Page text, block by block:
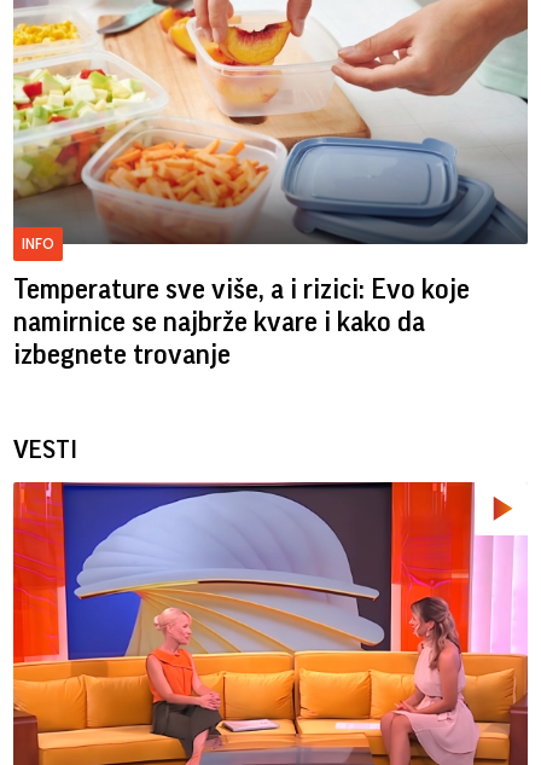
INFO
Temperature sve više, a i rizici: Evo koje
namirnice se najbrže kvare i kako da
izbegnete trovanje
VESTI